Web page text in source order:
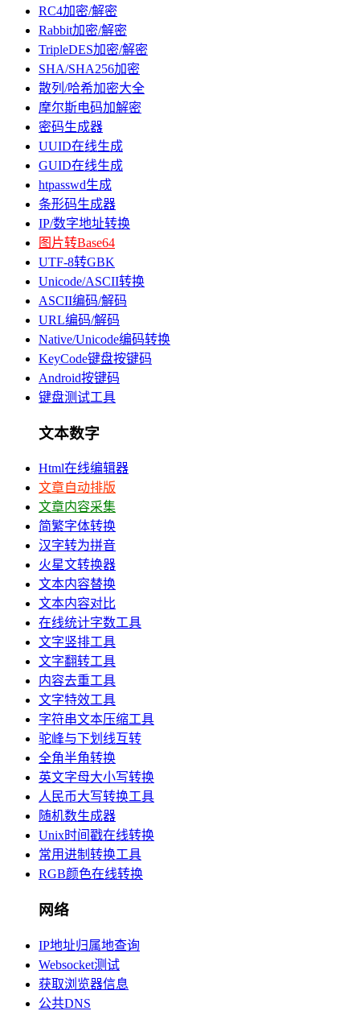
RC4加密/解密
Rabbit加密/解密
TripleDES加密/解密
SHA/SHA256加密
散列/哈希加密大全
摩尔斯电码加解密
密码生成器
UUID在线生成
GUID在线生成
htpasswd生成
条形码生成器
IP/数字地址转换
图片转Base64
UTF-8转GBK
Unicode/ASCII转换
ASCII编码/解码
URL编码/解码
Native/Unicode编码转换
KeyCode键盘按键码
Android按键码
键盘测试工具
文本数字
Html在线编辑器
文章自动排版
文章内容采集
简繁字体转换
汉字转为拼音
火星文转换器
文本内容替换
文本内容对比
在线统计字数工具
文字竖排工具
文字翻转工具
内容去重工具
文字特效工具
字符串文本压缩工具
驼峰与下划线互转
全角半角转换
英文字母大小写转换
人民币大写转换工具
随机数生成器
Unix时间戳在线转换
常用进制转换工具
RGB颜色在线转换
网络
IP地址归属地查询
Websocket测试
获取浏览器信息
公共DNS